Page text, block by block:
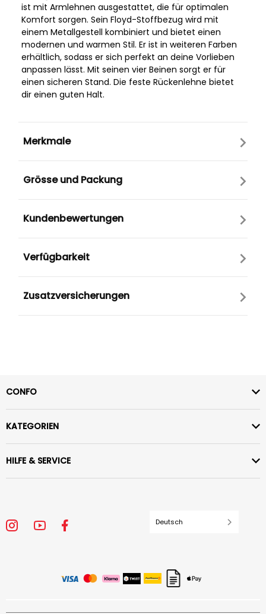
ist mit Armlehnen ausgestattet, die für optimalen
Komfort sorgen. Sein Floyd-Stoffbezug wird mit
einem Metallgestell kombiniert und bietet einen
modernen und warmen Stil. Er ist in weiteren Farben
erhältlich, sodass er sich perfekt an deine Vorlieben
anpassen lässt. Mit seinen vier Beinen sorgt er für
einen sicheren Stand. Die feste Rückenlehne bietet
dir einen guten Halt.
Merkmale
Grösse und Packung
Kundenbewertungen
Verfügbarkeit
Zusatzversicherungen
CONFO
KATEGORIEN
HILFE & SERVICE
Deutsch